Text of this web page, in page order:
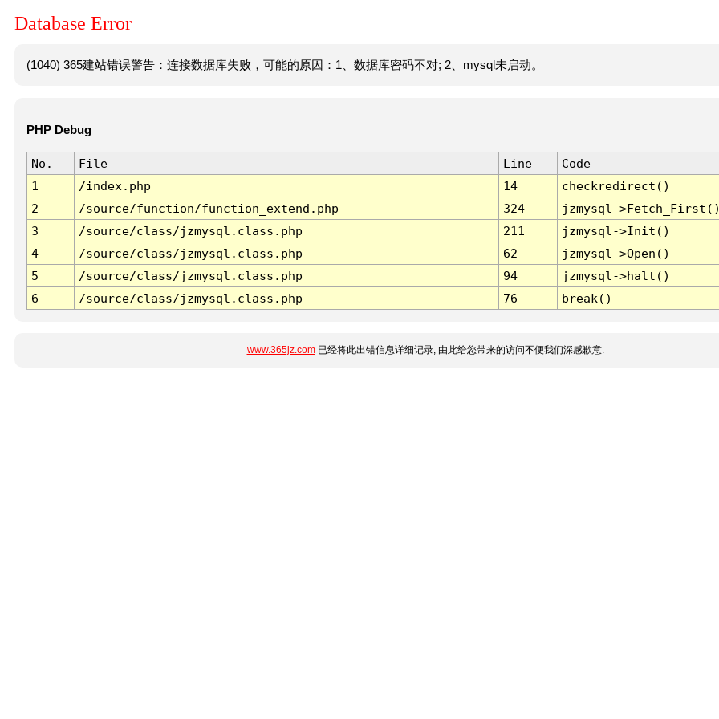
Database Error
(1040) 365建站错误警告：连接数据库失败，可能的原因：1、数据库密码不对; 2、mysql未启动。
PHP Debug
No. File Line
Code
1
/index.php 14
checkredirect()
2
/source/function/function_extend.php 324
jzmysql-
3
/source/class/jzmysql.class.php 211
jzmysql->Init()
4
/source/class/jzmysql.class.php 62
jzmysql->Open()
5
/source/class/jzmysql.class.php 94
jzmysql->halt()
6
/source/class/jzmysql.class.php 76 break()
www.365jz.com已经将此出错信息详细记录, 由此给您带来的访问不便我们深感歉意.